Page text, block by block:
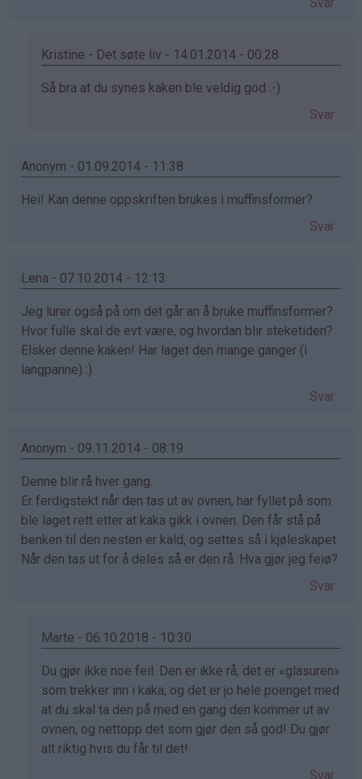
Kristine - Det søte liv - 14.01.2014 - 00:28
Som
Anonym
bekreftet)
Så bra at du synes kaken ble veldig god :-)
Svar
Anonym - 01.09.2014 - 11:38
Hei! Kan denne oppskriften brukes i muffinsformer?
Svar
Lena - 07.10.2014 - 12:13
Jeg lurer også på om det går an å bruke muffinsformer?
Hvor fulle skal de evt være, og hvordan blir steketiden?
Elsker denne kaken! Har laget den mange ganger (i
langpanne) :)
Svar
Anonym - 09.11.2014 - 08:19
Denne blir rå hver gang.
Er ferdigstekt når den tas ut av ovnen, har fyllet på som
ble laget rett etter at kaka gikk i ovnen. Den får stå på
benken til den nesten er kald, og settes så i kjøleskapet.
Når den tas ut for å deles så er den rå. Hva gjør jeg feiø?
Svar
Marte - 06.10.2018 - 10:30
Som
svar
på
av
Anonym
Du gjør ikke noe feil. Den er ikke rå, det er «glasuren»
som trekker inn i kaka, og det er jo hele poenget med
at du skal ta den på med en gang den kommer ut av
ovnen, og nettopp det som gjør den så god! Du gjør
alt riktig hvis du får til det!
Svar